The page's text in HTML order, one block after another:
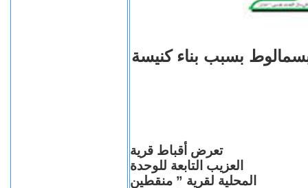
بسبب بناء كنيسة
تعرض أقباط قرية
العزيب التابعة للوحدة
المحلية لقرية ” منقطين